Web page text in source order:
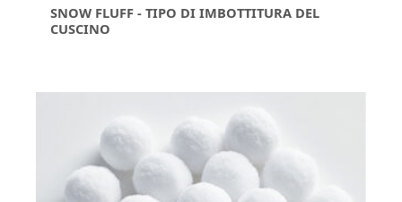
SNOW FLUFF - TIPO DI IMBOTTITURA DEL
CUSCINO